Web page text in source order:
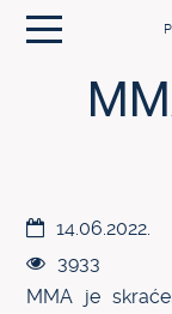
14.06.2022.
3933
MMA je